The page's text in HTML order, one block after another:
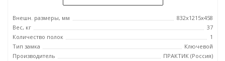
Внешн. размеры, мм
832x1215x458
Вес, кг
37
Количество полок
1
Тип замка
Ключевой
Производитель
ПРАКТИК (Россия)